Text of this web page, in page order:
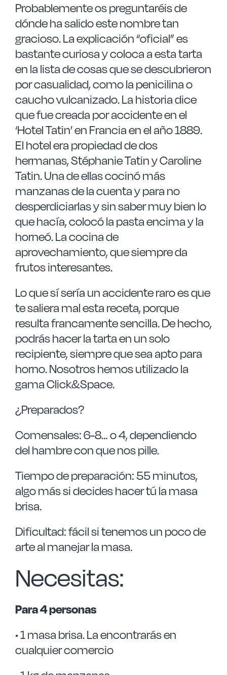
Probablemente os preguntaréis de
dónde ha salido este nombre tan
gracioso. La explicación “oficial” es
bastante curiosa y coloca a esta tarta
en la lista de cosas que se descubrieron
por casualidad, como la penicilina o
caucho vulcanizado. La historia dice
que fue creada por accidente en el
‘Hotel Tatin’ en Francia en el año 1889.
El hotel era propiedad de dos
hermanas, Stéphanie Tatin y Caroline
Tatin. Una de ellas cocinó más
manzanas de la cuenta y para no
desperdiciarlas y sin saber muy bien lo
que hacía, colocó la pasta encima y la
horneó. La cocina de
aprovechamiento, que siempre da
frutos interesantes.
Lo que sí sería un accidente raro es que
te saliera mal esta receta, porque
resulta francamente sencilla. De hecho,
podrás hacer la tarta en un solo
recipiente, siempre que sea apto para
horno. Nosotros hemos utilizado la
gama Click&Space.
¿Preparados?
Comensales: 6-8… o 4, dependiendo
del hambre con que nos pille.
Tiempo de preparación: 55 minutos,
algo más si decides hacer tú la masa
brisa.
Dificultad: fácil si tenemos un poco de
arte al manejar la masa.
Necesitas:
Para 4 personas
• 1 masa brisa. La encontrarás en
cualquier comercio